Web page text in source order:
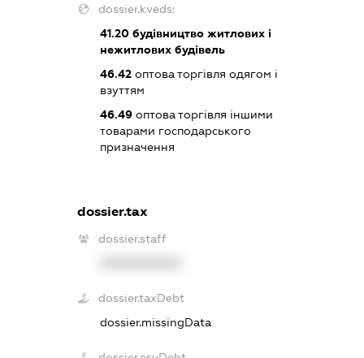
dossier.kveds:
41.20будівництво житлових і
нежитлових будівель
46.42оптова торгівля одягом і
взуттям
46.49оптова торгівля іншими
товарами господарського
призначення
dossier.tax
dossier.staff
dossier.taxDebt
dossier.missingData